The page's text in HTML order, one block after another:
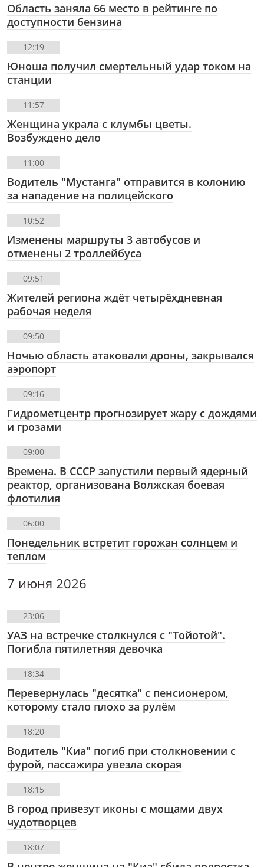
Область заняла 66 место в рейтинге по
доступности бензина
12:19
Юноша получил смертельный удар током на
станции
11:57
Женщина украла с клумбы цветы.
Возбуждено дело
11:00
Водитель "Мустанга" отправится в колонию
за нападение на полицейского
10:52
Изменены маршруты 3 автобусов и
отменены 2 троллейбуса
09:51
Жителей региона ждёт четырёхдневная
рабочая неделя
09:50
Ночью область атаковали дроны, закрывался
аэропорт
09:16
Гидрометцентр прогнозирует жару с дождями
и грозами
09:00
Времена. В СССР запустили первый ядерный
реактор, организована Волжская боевая
флотилия
06:00
Понедельник встретит горожан солнцем и
теплом
7 июня 2026
23:06
УАЗ на встречке столкнулся с "Тойотой".
Погибла пятилетняя девочка
18:34
Перевернулась "десятка" с пенсионером,
которому стало плохо за рулём
18:20
Водитель "Киа" погиб при столкновении с
фурой, пассажира увезла скорая
18:15
В город привезут иконы с мощами двух
чудотворцев
18:07